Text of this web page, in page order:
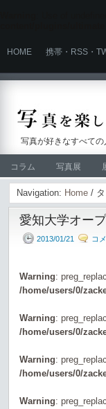
HOME 携帯・RSS・
写真が好きなすべて
コラム 写真展
Navigation: Home /
愛知大学オー
2013/01/21 コ
Warning:
/home/users/0/
Warning:
/home/users/0/
Warning:
/home/users/0/
Warning: